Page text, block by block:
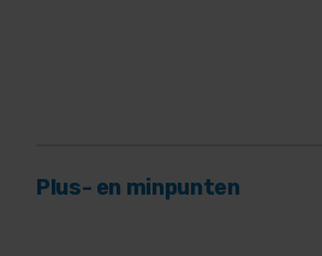
Plus- en minpunten